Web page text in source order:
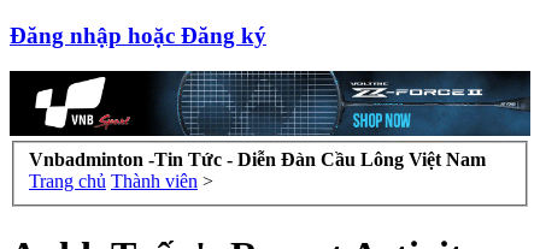
Đăng nhập hoặc Đăng ký
Vnbadminton -Tin Tức - Diễn Đàn Cầu Lông Việt Nam
Trang chủ Thành viên >